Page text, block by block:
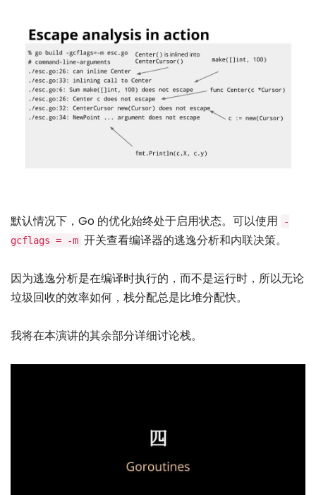
默认情况下，Go 的优化始终处于启用状态。可以使用
-
gcflags = -m 开关查看编译器的逃逸分析和内联决策。
因为逃逸分析是在编译时执行的，而不是运行时，所以无论
垃圾回收的效率如何，栈分配总是比堆分配快。
我将在本演讲的其余部分详细讨论栈。